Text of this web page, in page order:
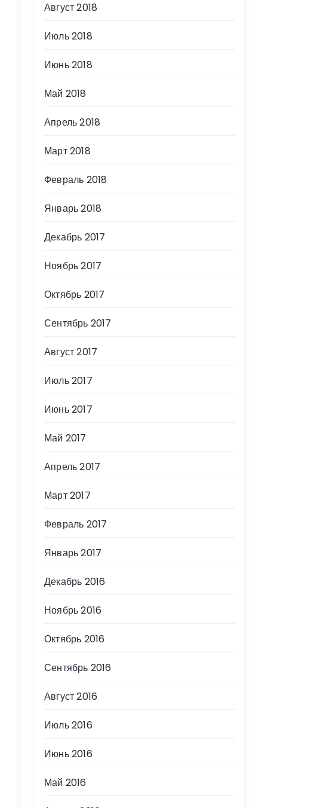
Август 2018
Июль 2018
Июнь 2018
Май 2018
Апрель 2018
Март 2018
Февраль 2018
Январь 2018
Декабрь 2017
Ноябрь 2017
Октябрь 2017
Сентябрь 2017
Август 2017
Июль 2017
Июнь 2017
Май 2017
Апрель 2017
Март 2017
Февраль 2017
Январь 2017
Декабрь 2016
Ноябрь 2016
Октябрь 2016
Сентябрь 2016
Август 2016
Июль 2016
Июнь 2016
Май 2016